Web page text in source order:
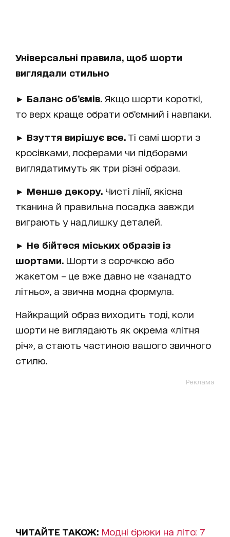
Універсальні правила, щоб шорти
виглядали стильно
► Баланс об’ємів. Якщо шорти короткі,
то верх краще обрати об’ємний і навпаки.
► Взуття вирішує все. Ті самі шорти з
кросівками, лоферами чи підборами
виглядатимуть як три різні образи.
► Менше декору. Чисті лінії, якісна
тканина й правильна посадка завжди
виграють у надлишку деталей.
► Не бійтеся міських образів із
шортами. Шорти з сорочкою або
жакетом – це вже давно не «занадто
літньо», а звична модна формула.
Найкращий образ виходить тоді, коли
шорти не виглядають як окрема «літня
річ», а стають частиною вашого звичного
стилю.
Реклама
ЧИТАЙТЕ ТАКОЖ: Модні брюки на літо: 7